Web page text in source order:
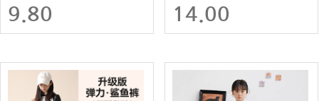
9.80
14.00